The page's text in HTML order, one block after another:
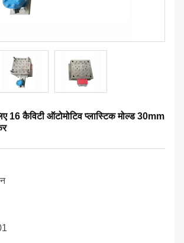
16 कैविटी ऑटोमोटिव प्लास्टिक मोल्ड 30mm